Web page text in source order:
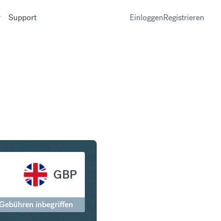
Support EinloggenRegistrieren
GBP
inbegriffen